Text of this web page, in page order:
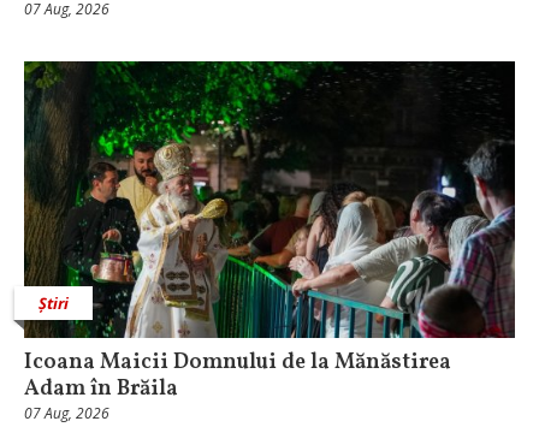
07 Aug, 2026
Știri
Icoana Maicii Domnului de la Mănăstirea
Adam în Brăila
07 Aug, 2026